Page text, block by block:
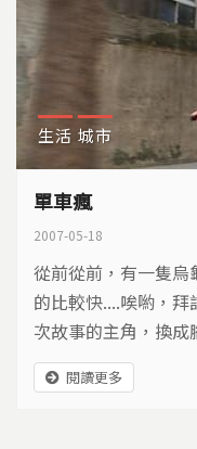
生活 城市
單車瘋
2007-05-18
從前從前，有一隻
的比較快....唉喲，
次故事的主角，換
呢？
閱讀更多